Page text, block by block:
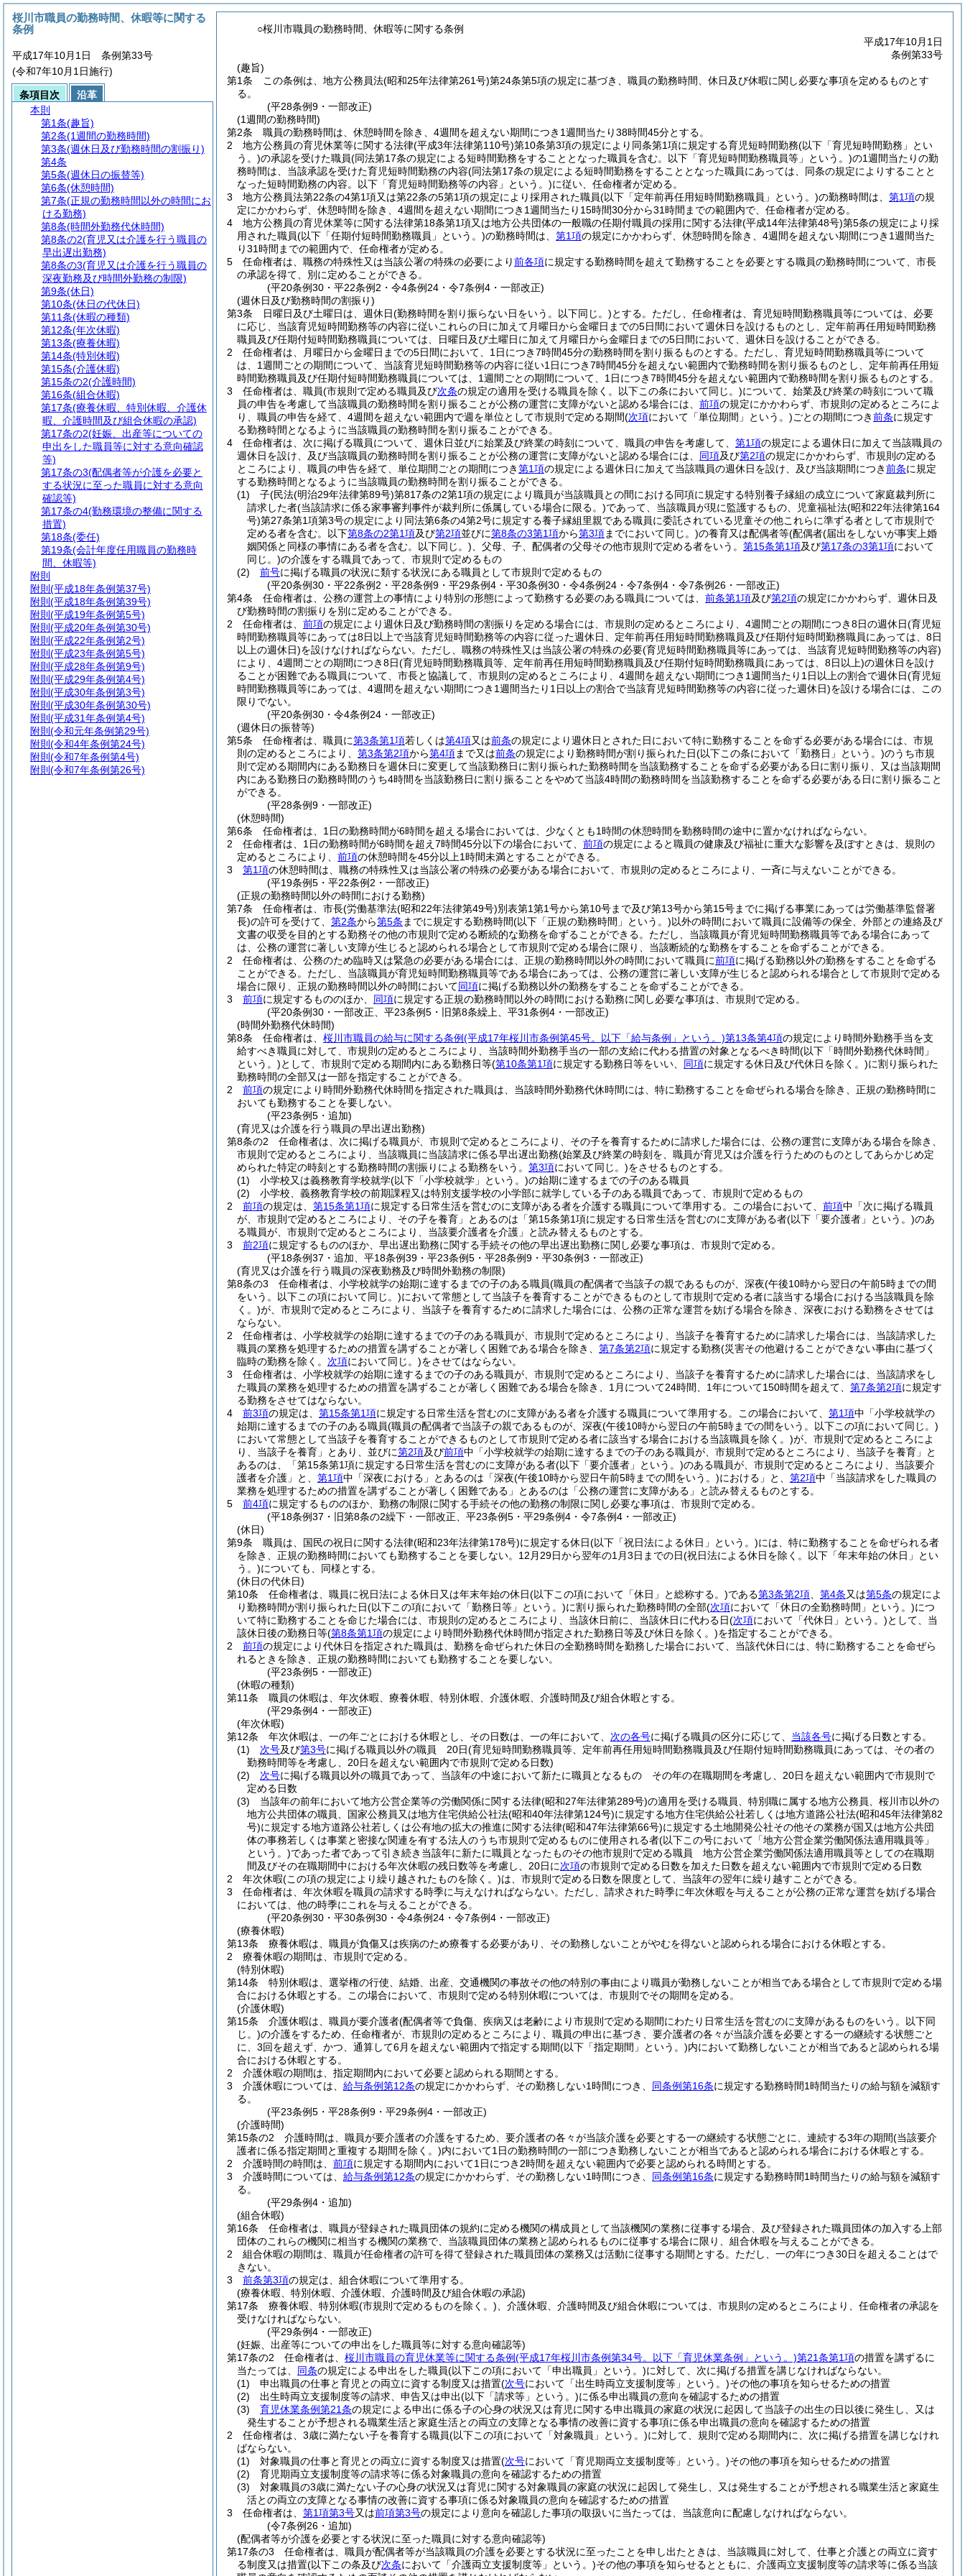
○桜川市職員の勤務時間、休暇等に関する条例
平成17年10月1日
条例第33号
(趣旨)
第1条
この条例は、地方公務員法(昭和25年法律第261号)第24条第5項の規定に基づき、職員の勤務時間、休日及び休暇に関し必要な事項を定めるものとす
る。
(平28条例9・一部改正)
(1週間の勤務時間)
第2条
職員の勤務時間は、休憩時間を除き、4週間を超えない期間につき1週間当たり38時間45分とする。
2
地方公務員の育児休業等に関する法律(平成3年法律第110号)第10条第3項の規定により同条第1項に規定する育児短時間勤務(以下「育児短時間勤務」とい
う。)の承認を受けた職員(同法第17条の規定による短時間勤務をすることとなった職員を含む。以下「育児短時間勤務職員等」という。)の1週間当たりの勤
務時間は、当該承認を受けた育児短時間勤務の内容(同法第17条の規定による短時間勤務をすることとなった職員にあっては、同条の規定によりすることと
なった短時間勤務の内容。以下「育児短時間勤務等の内容」という。)に従い、任命権者が定める。
3
地方公務員法第22条の4第1項又は第22条の5第1項の規定により採用された職員(以下「定年前再任用短時間勤務職員」という。)の勤務時間は、 第1項の規
定にかかわらず、休憩時間を除き、4週間を超えない期間につき1週間当たり15時間30分から31時間までの範囲内で、任命権者が定める。
4
地方公務員の育児休業等に関する法律第18条第1項又は地方公共団体の一般職の任期付職員の採用に関する法律(平成14年法律第48号)第5条の規定により採
用された職員(以下「任期付短時間勤務職員」という。)の勤務時間は、 第1項の規定にかかわらず、休憩時間を除き、4週間を超えない期間につき1週間当た
り31時間までの範囲内で、任命権者が定める。
5
任命権者は、職務の特殊性又は当該公署の特殊の必要により前各項に規定する勤務時間を超えて勤務することを必要とする職員の勤務時間について、市長
の承認を得て、別に定めることができる。
(平20条例30・平22条例2・令4条例24・令7条例4・一部改正)
(週休日及び勤務時間の割振り)
第3条
日曜日及び土曜日は、週休日(勤務時間を割り振らない日をいう。以下同じ。)とする。 ただし、任命権者は、育児短時間勤務職員等については、必要
に応じ、当該育児短時間勤務等の内容に従いこれらの日に加えて月曜日から金曜日までの5日間において週休日を設けるものとし、定年前再任用短時間勤務
職員及び任期付短時間勤務職員については、日曜日及び土曜日に加えて月曜日から金曜日までの5日間において、週休日を設けることができる。
2
任命権者は、月曜日から金曜日までの5日間において、1日につき7時間45分の勤務時間を割り振るものとする。 ただし、育児短時間勤務職員等について
は、1週間ごとの期間について、当該育児短時間勤務等の内容に従い1日につき7時間45分を超えない範囲内で勤務時間を割り振るものとし、定年前再任用短
時間勤務職員及び任期付短時間勤務職員については、1週間ごとの期間について、1日につき7時間45分を超えない範囲内で勤務時間を割り振るものとする。
3
任命権者は、職員(市規則で定める職員及び次条の規定の適用を受ける職員を除く。以下この条において同じ。)について、始業及び終業の時刻について職
員の申告を考慮して当該職員の勤務時間を割り振ることが公務の運営に支障がないと認める場合には、 前項の規定にかかわらず、市規則の定めるところによ
り、職員の申告を経て、4週間を超えない範囲内で週を単位として市規則で定める期間(次項において「単位期間」という。)ごとの期間につき前条に規定す
る勤務時間となるように当該職員の勤務時間を割り振ることができる。
4
任命権者は、次に掲げる職員について、週休日並びに始業及び終業の時刻について、職員の申告を考慮して、 第1項の規定による週休日に加えて当該職員の
週休日を設け、及び当該職員の勤務時間を割り振ることが公務の運営に支障がないと認める場合には、 同項及び第2項の規定にかかわらず、市規則の定める
ところにより、職員の申告を経て、単位期間ごとの期間につき第1項の規定による週休日に加えて当該職員の週休日を設け、及び当該期間につき前条に規定
する勤務時間となるように当該職員の勤務時間を割り振ることができる。
(1)
子(民法(明治29年法律第89号)第817条の2第1項の規定により職員が当該職員との間における同項に規定する特別養子縁組の成立について家庭裁判所に
請求した者(当該請求に係る家事審判事件が裁判所に係属している場合に限る。)であって、当該職員が現に監護するもの、児童福祉法(昭和22年法律第164
号)第27条第1項第3号の規定により同法第6条の4第2号に規定する養子縁組里親である職員に委託されている児童その他これらに準ずる者として市規則で
定める者を含む。以下第8条の2第1項及び第2項並びに第8条の3第1項から第3項までにおいて同じ。)の養育又は配偶者等(配偶者(届出をしないが事実上婚
姻関係と同様の事情にある者を含む。以下同じ。) 、父母、子、配偶者の父母その他市規則で定める者をいう。 第15条第1項及び第17条の3第1項において
同じ。)の介護をする職員であって、市規則で定めるもの
(2)
前号に掲げる職員の状況に類する状況にある職員として市規則で定めるもの
(平20条例30・平22条例2・平28条例9・平29条例4・平30条例30・令4条例24・令7条例4・令7条例26・一部改正)
第4条
任命権者は、公務の運営上の事情により特別の形態によって勤務する必要のある職員については、 前条第1項及び第2項の規定にかかわらず、週休日及
び勤務時間の割振りを別に定めることができる。
2
任命権者は、 前項の規定により週休日及び勤務時間の割振りを定める場合には、市規則の定めるところにより、4週間ごとの期間につき8日の週休日(育児短
時間勤務職員等にあっては8日以上で当該育児短時間勤務等の内容に従った週休日、定年前再任用短時間勤務職員及び任期付短時間勤務職員にあっては、8日
以上の週休日)を設けなければならない。 ただし、職務の特殊性又は当該公署の特殊の必要(育児短時間勤務職員等にあっては、当該育児短時間勤務等の内容)
により、4週間ごとの期間につき8日(育児短時間勤務職員等、定年前再任用短時間勤務職員及び任期付短時間勤務職員にあっては、8日以上)の週休日を設け
ることが困難である職員について、市長と協議して、市規則の定めるところにより、4週間を超えない期間につき1週間当たり1日以上の割合で週休日(育児短
時間勤務職員等にあっては、4週間を超えない期間につき1週間当たり1日以上の割合で当該育児短時間勤務等の内容に従った週休日)を設ける場合には、この
限りでない。
(平20条例30・令4条例24・一部改正)
(週休日の振替等)
第5条
任命権者は、職員に第3条第1項若しくは第4項又は前条の規定により週休日とされた日において特に勤務することを命ずる必要がある場合には、市規
則の定めるところにより、 第3条第2項から第4項まで又は前条の規定により勤務時間が割り振られた日(以下この条において「勤務日」という。)のうち市規
則で定める期間内にある勤務日を週休日に変更して当該勤務日に割り振られた勤務時間を当該勤務することを命ずる必要がある日に割り振り、又は当該期間
内にある勤務日の勤務時間のうち4時間を当該勤務日に割り振ることをやめて当該4時間の勤務時間を当該勤務することを命ずる必要がある日に割り振ること
ができる。
(平28条例9・一部改正)
(休憩時間)
第6条
任命権者は、1日の勤務時間が6時間を超える場合においては、少なくとも1時間の休憩時間を勤務時間の途中に置かなければならない。
2
任命権者は、1日の勤務時間が6時間を超え7時間45分以下の場合において、 前項の規定によると職員の健康及び福祉に重大な影響を及ぼすときは、規則の
定めるところにより、 前項の休憩時間を45分以上1時間未満とすることができる。
3
第1項の休憩時間は、職務の特殊性又は当該公署の特殊の必要がある場合において、市規則の定めるところにより、一斉に与えないことができる。
(平19条例5・平22条例2・一部改正)
(正規の勤務時間以外の時間における勤務)
第7条
任命権者は、市長(労働基準法(昭和22年法律第49号)別表第1第1号から第10号まで及び第13号から第15号までに掲げる事業にあっては労働基準監督署
長)の許可を受けて、 第2条から第5条 までに規定する勤務時間(以下「正規の勤務時間」という。)以外の時間において職員に設備等の保全、外部との連絡及び
文書の収受を目的とする勤務その他の市規則で定める断続的な勤務を命ずることができる。 ただし、当該職員が育児短時間勤務職員等である場合にあって
は、公務の運営に著しい支障が生じると認められる場合として市規則で定める場合に限り、当該断続的な勤務をすることを命ずることができる。
2
任命権者は、公務のため臨時又は緊急の必要がある場合には、正規の勤務時間以外の時間において職員に前項に掲げる勤務以外の勤務をすることを命ずる
ことができる。 ただし、当該職員が育児短時間勤務職員等である場合にあっては、公務の運営に著しい支障が生じると認められる場合として市規則で定める
場合に限り、正規の勤務時間以外の時間において同項に掲げる勤務以外の勤務をすることを命ずることができる。
3
前項に規定するもののほか、 同項に規定する正規の勤務時間以外の時間における勤務に関し必要な事項は、市規則で定める。
(平20条例30・一部改正、平23条例5・旧第8条繰上、平31条例4・一部改正)
(時間外勤務代休時間)
第8条
任命権者は、 桜川市職員の給与に関する条例(平成17年桜川市条例第45号。以下「給与条例」という。)第13条第4項の規定により時間外勤務手当を支
給すべき職員に対して、市規則の定めるところにより、当該時間外勤務手当の一部の支給に代わる措置の対象となるべき時間(以下「時間外勤務代休時間」
という。)として、市規則で定める期間内にある勤務日等(第10条第1項に規定する勤務日等をいい、 同項に規定する休日及び代休日を除く。)に割り振られた
勤務時間の全部又は一部を指定することができる。
2
前項の規定により時間外勤務代休時間を指定された職員は、当該時間外勤務代休時間には、特に勤務することを命ぜられる場合を除き、正規の勤務時間に
おいても勤務することを要しない。
(平23条例5・追加)
(育児又は介護を行う職員の早出遅出勤務)
第8条の2
任命権者は、次に掲げる職員が、市規則で定めるところにより、その子を養育するために請求した場合には、公務の運営に支障がある場合を除き、
市規則で定めるところにより、当該職員に当該請求に係る早出遅出勤務(始業及び終業の時刻を、職員が育児又は介護を行うためのものとしてあらかじめ定
められた特定の時刻とする勤務時間の割振りによる勤務をいう。 第3項において同じ。)をさせるものとする。
(1)
小学校又は義務教育学校就学(以下「小学校就学」という。)の始期に達するまでの子のある職員
(2)
小学校、義務教育学校の前期課程又は特別支援学校の小学部に就学している子のある職員であって、市規則で定めるもの
2
前項の規定は、 第15条第1項に規定する日常生活を営むのに支障がある者を介護する職員について準用する。 この場合において、 前項中「次に掲げる職員
が、市規則で定めるところにより、その子を養育」とあるのは「第15条第1項に規定する日常生活を営むのに支障がある者(以下「要介護者」という。)のあ
る職員が、市規則で定めるところにより、当該要介護者を介護」と読み替えるものとする。
3
前2項に規定するもののほか、早出遅出勤務に関する手続その他の早出遅出勤務に関し必要な事項は、市規則で定める。
(平18条例37・追加、平18条例39・平23条例5・平28条例9・平30条例3・一部改正)
(育児又は介護を行う職員の深夜勤務及び時間外勤務の制限)
第8条の3
任命権者は、小学校就学の始期に達するまでの子のある職員(職員の配偶者で当該子の親であるものが、深夜(午後10時から翌日の午前5時までの間
をいう。以下この項において同じ。)において常態として当該子を養育することができるものとして市規則で定める者に該当する場合における当該職員を除
く。)が、市規則で定めるところにより、当該子を養育するために請求した場合には、公務の正常な運営を妨げる場合を除き、深夜における勤務をさせては
ならない。
2
任命権者は、小学校就学の始期に達するまでの子のある職員が、市規則で定めるところにより、当該子を養育するために請求した場合には、当該請求した
職員の業務を処理するための措置を講ずることが著しく困難である場合を除き、 第7条第2項に規定する勤務(災害その他避けることができない事由に基づく
臨時の勤務を除く。 次項において同じ。)をさせてはならない。
3
任命権者は、小学校就学の始期に達するまでの子のある職員が、市規則で定めるところにより、当該子を養育するために請求した場合には、当該請求をし
た職員の業務を処理するための措置を講ずることが著しく困難である場合を除き、1月について24時間、1年について150時間を超えて、 第7条第2項に規定す
る勤務をさせてはならない。
4
前3項の規定は、 第15条第1項に規定する日常生活を営むのに支障がある者を介護する職員について準用する。 この場合において、 第1項中「小学校就学の
始期に達するまでの子のある職員(職員の配偶者で当該子の親であるものが、深夜(午後10時から翌日の午前5時までの間をいう。以下この項において同じ。)
において常態として当該子を養育することができるものとして市規則で定める者に該当する場合における当該職員を除く。)が、市規則で定めるところによ
り、当該子を養育」とあり、並びに第2項及び前項中「小学校就学の始期に達するまでの子のある職員が、市規則で定めるところにより、当該子を養育」と
あるのは、「第15条第1項に規定する日常生活を営むのに支障がある者(以下「要介護者」という。)のある職員が、市規則で定めるところにより、当該要介
護者を介護」と、 第1項中「深夜における」とあるのは「深夜(午後10時から翌日午前5時までの間をいう。)における」と、 第2項中「当該請求をした職員の
業務を処理するための措置を講ずることが著しく困難である」とあるのは「公務の運営に支障がある」と読み替えるものとする。
5
前4項に規定するもののほか、勤務の制限に関する手続その他の勤務の制限に関し必要な事項は、市規則で定める。
(平18条例37・旧第8条の2繰下・一部改正、平23条例5・平29条例4・令7条例4・一部改正)
(休日)
第9条
職員は、国民の祝日に関する法律(昭和23年法律第178号)に規定する休日(以下「祝日法による休日」という。)には、特に勤務することを命ぜられる者
を除き、正規の勤務時間においても勤務することを要しない。 12月29日から翌年の1月3日までの日(祝日法による休日を除く。以下「年末年始の休日」とい
う。)についても、同様とする。
(休日の代休日)
第10条
任命権者は、職員に祝日法による休日又は年末年始の休日(以下この項において「休日」と総称する。)である第3条第2項 第4条又は第5条の規定によ
り勤務時間が割り振られた日(以下この項において「勤務日等」という。)に割り振られた勤務時間の全部(次項において「休日の全勤務時間」という。)につ
いて特に勤務することを命じた場合には、市規則の定めるところにより、当該休日前に、当該休日に代わる日(次項において「代休日」という。)として、当
該休日後の勤務日等(第8条第1項の規定により時間外勤務代休時間が指定された勤務日等及び休日を除く。)を指定することができる。
2
前項の規定により代休日を指定された職員は、勤務を命ぜられた休日の全勤務時間を勤務した場合において、当該代休日には、特に勤務することを命ぜら
れるときを除き、正規の勤務時間においても勤務することを要しない。
(平23条例5・一部改正)
(休暇の種類)
第11条
職員の休暇は、年次休暇、療養休暇、特別休暇、介護休暇、介護時間及び組合休暇とする。
(平29条例4・一部改正)
(年次休暇)
第12条
年次休暇は、一の年ごとにおける休暇とし、その日数は、一の年において、 次の各号に掲げる職員の区分に応じて、 当該各号に掲げる日数とする。
(1)
次号及び第3号に掲げる職員以外の職員 20日(育児短時間勤務職員等、定年前再任用短時間勤務職員及び任期付短時間勤務職員にあっては、その者の
勤務時間等を考慮し、20日を超えない範囲内で市規則で定める日数)
(2)
次号に掲げる職員以外の職員であって、当該年の中途において新たに職員となるもの その年の在職期間を考慮し、20日を超えない範囲内で市規則で
定める日数
(3)
当該年の前年において地方公営企業等の労働関係に関する法律(昭和27年法律第289号)の適用を受ける職員、特別職に属する地方公務員、桜川市以外の
地方公共団体の職員、国家公務員又は地方住宅供給公社法(昭和40年法律第124号)に規定する地方住宅供給公社若しくは地方道路公社法(昭和45年法律第82
号)に規定する地方道路公社若しくは公有地の拡大の推進に関する法律(昭和47年法律第66号)に規定する土地開発公社その他その業務が国又は地方公共団
体の事務若しくは事業と密接な関連を有する法人のうち市規則で定めるものに使用される者(以下この号において「地方公営企業労働関係法適用職員等」
という。)であった者であって引き続き当該年に新たに職員となったものその他市規則で定める職員 地方公営企業労働関係法適用職員等としての在職期
間及びその在職期間中における年次休暇の残日数等を考慮し、20日に次項の市規則で定める日数を加えた日数を超えない範囲内で市規則で定める日数
2
年次休暇(この項の規定により繰り越されたものを除く。)は、市規則で定める日数を限度として、当該年の翌年に繰り越すことができる。
3
任命権者は、年次休暇を職員の請求する時季に与えなければならない。 ただし、請求された時季に年次休暇を与えることが公務の正常な運営を妨げる場合
においては、他の時季にこれを与えることができる。
(平20条例30・平30条例30・令4条例24・令7条例4・一部改正)
(療養休暇)
第13条
療養休暇は、職員が負傷又は疾病のため療養する必要があり、その勤務しないことがやむを得ないと認められる場合における休暇とする。
2
療養休暇の期間は、市規則で定める。
(特別休暇)
第14条
特別休暇は、選挙権の行使、結婚、出産、交通機関の事故その他の特別の事由により職員が勤務しないことが相当である場合として市規則で定める場
合における休暇とする。
この場合において、市規則で定める特別休暇については、市規則でその期間を定める。
(介護休暇)
第15条
介護休暇は、職員が要介護者(配偶者等で負傷、疾病又は老齢により市規則で定める期間にわたり日常生活を営むのに支障があるものをいう。以下同
じ。)の介護をするため、任命権者が、市規則の定めるところにより、職員の申出に基づき、要介護者の各々が当該介護を必要とする一の継続する状態ごと
に、3回を超えず、かつ、通算して6月を超えない範囲内で指定する期間(以下「指定期間」という。)内において勤務しないことが相当であると認められる場
合における休暇とする。
2
介護休暇の期間は、指定期間内において必要と認められる期間とする。
3
介護休暇については、 給与条例第12条の規定にかかわらず、その勤務しない1時間につき、 同条例第16条に規定する勤務時間1時間当たりの給与額を減額す
る。
(平23条例5・平28条例9・平29条例4・一部改正)
(介護時間)
第15条の2
介護時間は、職員が要介護者の介護をするため、要介護者の各々が当該介護を必要とする一の継続する状態ごとに、連続する3年の期間(当該要介
護者に係る指定期間と重複する期間を除く。)内において1日の勤務時間の一部につき勤務しないことが相当であると認められる場合における休暇とする。
2
介護時間の時間は、 前項に規定する期間内において1日につき2時間を超えない範囲内で必要と認められる時間とする。
3
介護時間については、 給与条例第12条の規定にかかわらず、その勤務しない1時間につき、 同条例第16条に規定する勤務時間1時間当たりの給与額を減額す
る。
(平29条例4・追加)
(組合休暇)
第16条
任命権者は、職員が登録された職員団体の規約に定める機関の構成員として当該機関の業務に従事する場合、及び登録された職員団体の加入する上部
団体のこれらの機関に相当する機関の業務で、当該職員団体の業務と認められるものに従事する場合に限り、組合休暇を与えることができる。
2
組合休暇の期間は、職員が任命権者の許可を得て登録された職員団体の業務又は活動に従事する期間とする。 ただし、一の年につき30日を超えることはで
きない。
3
前条第3項の規定は、組合休暇について準用する。
(療養休暇、特別休暇、介護休暇、介護時間及び組合休暇の承認)
第17条
療養休暇、特別休暇(市規則で定めるものを除く。) 、介護休暇、介護時間及び組合休暇については、市規則の定めるところにより、任命権者の承認を
受けなければならない。
(平29条例4・一部改正)
(妊娠、出産等についての申出をした職員等に対する意向確認等)
第17条の2
任命権者は、 桜川市職員の育児休業等に関する条例(平成17年桜川市条例第34号。以下「育児休業条例」という。)第21条第1項の措置を講ずるに
当たっては、 同条の規定による申出をした職員(以下この項において「申出職員」という。)に対して、次に掲げる措置を講じなければならない。
(1)
申出職員の仕事と育児との両立に資する制度又は措置(次号において「出生時両立支援制度等」という。)その他の事項を知らせるための措置
(2)
出生時両立支援制度等の請求、申告又は申出(以下「請求等」という。)に係る申出職員の意向を確認するための措置
(3)
育児休業条例第21条の規定による申出に係る子の心身の状況又は育児に関する申出職員の家庭の状況に起因して当該子の出生の日以後に発生し、又は
発生することが予想される職業生活と家庭生活との両立の支障となる事情の改善に資する事項に係る申出職員の意向を確認するための措置
2
任命権者は、3歳に満たない子を養育する職員(以下この項において「対象職員」という。)に対して、規則で定める期間内に、次に掲げる措置を講じなけれ
ばならない。
(1)
対象職員の仕事と育児との両立に資する制度又は措置(次号において「育児期両立支援制度等」という。)その他の事項を知らせるための措置
(2)
育児期両立支援制度等の請求等に係る対象職員の意向を確認するための措置
(3)
対象職員の3歳に満たない子の心身の状況又は育児に関する対象職員の家庭の状況に起因して発生し、又は発生することが予想される職業生活と家庭生
活との両立の支障となる事情の改善に資する事項に係る対象職員の意向を確認するための措置
3
任命権者は、 第1項第3号又は前項第3号の規定により意向を確認した事項の取扱いに当たっては、当該意向に配慮しなければならない。
(令7条例26・追加)
(配偶者等が介護を必要とする状況に至った職員に対する意向確認等)
第17条の3
任命権者は、職員が配偶者等が当該職員の介護を必要とする状況に至ったことを申し出たときは、当該職員に対して、仕事と介護との両立に資す
る制度又は措置(以下この条及び次条において「介護両立支援制度等」という。)その他の事項を知らせるとともに、介護両立支援制度等の請求等に係る当該
桜川市職員の勤務時間、休暇等に関する
条例
平成17年10月1日 条例第33号
(令和7年10月1日施行)
条項目次
沿革
本則
第1条(趣旨)
第2条(1週間の勤務時間)
第3条(週休日及び勤務時間の割振り)
第4条
第5条(週休日の振替等)
第6条(休憩時間)
第7条(正規の勤務時間以外の時間にお
ける勤務)
第8条(時間外勤務代休時間)
第8条の2(育児又は介護を行う職員の
早出遅出勤務)
第8条の3(育児又は介護を行う職員の
深夜勤務及び時間外勤務の制限)
第9条(休日)
第10条(休日の代休日)
第11条(休暇の種類)
第12条(年次休暇)
第13条(療養休暇)
第14条(特別休暇)
第15条(介護休暇)
第15条の2(介護時間)
第16条(組合休暇)
第17条(療養休暇、特別休暇、介護休
暇、介護時間及び組合休暇の承認)
第17条の2(妊娠、出産等についての
申出をした職員等に対する意向確認
等)
第17条の3(配偶者等が介護を必要と
する状況に至った職員に対する意向
確認等)
第17条の4(勤務環境の整備に関する
措置)
第18条(委任)
第19条(会計年度任用職員の勤務時
間、休暇等)
附則
附則 (平成18年条例第37号)
附則 (平成18年条例第39号)
附則 (平成19年条例第5号)
附則 (平成20年条例第30号)
附則 (平成22年条例第2号)
附則 (平成23年条例第5号)
附則 (平成28年条例第9号)
附則 (平成29年条例第4号)
附則 (平成30年条例第3号)
附則 (平成30年条例第30号)
附則 (平成31年条例第4号)
附則 (令和元年条例第29号)
附則 (令和4年条例第24号)
附則 (令和7年条例第4号)
附則 (令和7年条例第26号)